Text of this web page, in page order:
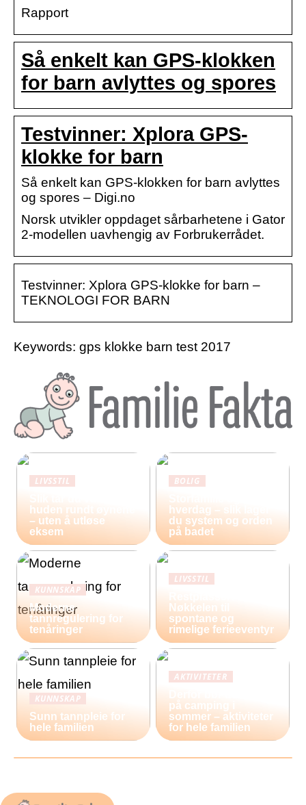
Rapport
Så enkelt kan GPS-klokken
for barn avlyttes og spores
Testvinner: Xplora GPS-
klokke for barn
Så enkelt kan GPS-klokken for barn avlyttes
og spores – Digi.no
Norsk utvikler oppdaget sårbarhetene i Gator
2-modellen uavhengig av Forbrukerrådet.
Testvinner: Xplora GPS-klokke for barn –
TEKNOLOGI FOR BARN
Keywords: gps klokke barn test 2017
LIVSSTIL
huden rundt øynene
– uten å utløse
eksem
BOLIG
hverdag – slik lager
du system og orden
på badet
KUNNSKAP
Moderne
tannregulering for
tenåringer
LIVSSTIL
Nøkkelen til
spontane og
rimelige ferieeventyr
KUNNSKAP
Sunn tannpleie for
hele familien
AKTIVITETER
på camping i
sommer – aktiviteter
for hele familien